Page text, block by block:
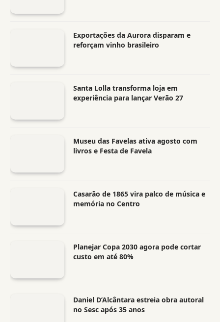
Exportações da Aurora disparam e
reforçam vinho brasileiro
Santa Lolla transforma loja em
experiência para lançar Verão 27
Museu das Favelas ativa agosto com
livros e Festa de Favela
Casarão de 1865 vira palco de música e
memória no Centro
Planejar Copa 2030 agora pode cortar
custo em até 80%
Daniel D’Alcântara estreia obra autoral
no Sesc após 35 anos